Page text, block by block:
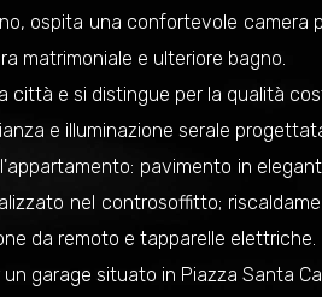
ospita una confortevole
matrimoniale e ulteriore bagno.
città e si distingue per la qualità
e illuminazione serale
pavimento in
nel controsoffitto;
da remoto e tapparelle elettriche.
garage situato in Piazza Santa